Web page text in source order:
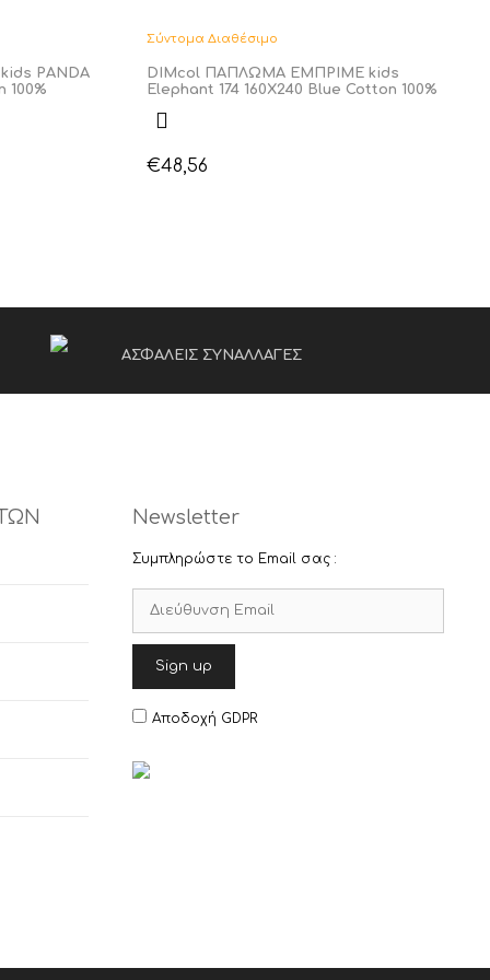
PANDA
100%
Σύντομα Διαθέσιμο
DIMcol ΠΑΠΛΩΜΑ ΕΜΠΡΙΜΕ kids
Elephant 174 160Χ240 Blue Cotton 100%
€48,56
ΑΣΦΑΛΕΙΣ ΣΥΝΑΛΛΑΓΕΣ
Newsletter
Συμπληρώστε το Email σας :
Αποδοχή GDPR